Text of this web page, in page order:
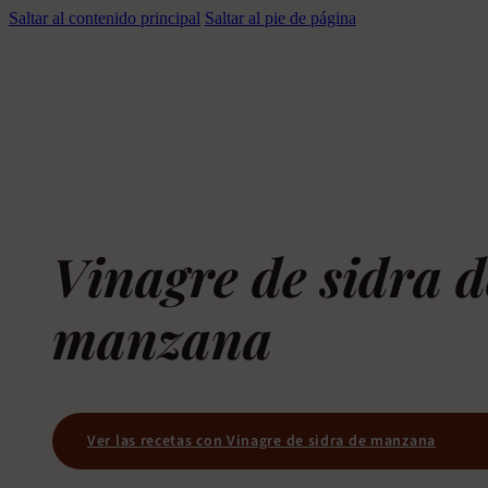
Saltar al contenido principal Saltar al pie de página
Vinagre de sidra
manzana
Ver las recetas con Vinagre de sidra de manzana